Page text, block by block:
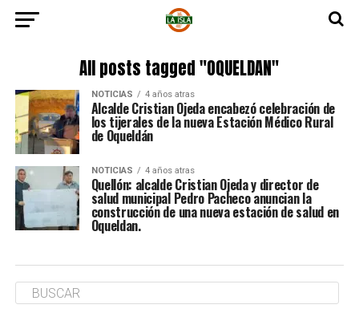
All posts tagged "OQUELDAN"
NOTICIAS 4 años atras
Alcalde Cristian Ojeda encabezó celebración de
los tijerales de la nueva Estación Médico Rural
de Oqueldán
NOTICIAS 4 años atras
Quellón: alcalde Cristian Ojeda y director de
salud municipal Pedro Pacheco anuncian la
construcción de una nueva estación de salud en
Oqueldan.